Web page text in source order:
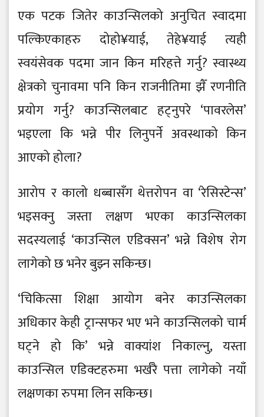
एक पटक जितेर काउन्सिलको अनुचित स्वादमा
पल्किएकाहरु दोहो¥याई, तेहे¥याई त्यही
स्वयंसेवक पदमा जान किन मरिहत्ते गर्नु? स्वास्थ्य
क्षेत्रको चुनावमा पनि किन राजनीतिमा झैँ रणनीति
प्रयोग गर्नु? काउन्सिलबाट हट्नुपरे ‘पावरलेस’
भइएला कि भन्ने पीर लिनुपर्ने अवस्थाको किन
आएको होला?
आरोप र कालो धब्बासँग थेत्तरोपन वा ‘रेसिस्टेन्स’
भइसक्नु जस्ता लक्षण भएका काउन्सिलका
सदस्यलाई ‘काउन्सिल एडिक्सन’ भन्ने विशेष रोग
लागेको छ भनेर बुझ्न सकिन्छ।
‘चिकित्सा शिक्षा आयोग बनेर काउन्सिलका
अधिकार केही ट्रान्सफर भए भने काउन्सिलको चार्म
घट्ने हो कि’ भन्ने वाक्यांश निकाल्नु, यस्ता
काउन्सिल एडिक्टहरुमा भर्खरै पत्ता लागेको नयाँ
लक्षणका रुपमा लिन सकिन्छ।